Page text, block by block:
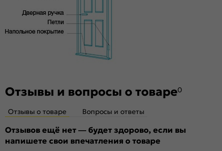
Отзывы и вопросы о товаре0
Отзывы о товаре Вопросы и ответы
Отзывов ещё нет — будет здорово, если вы
напишете свои впечатления о товаре